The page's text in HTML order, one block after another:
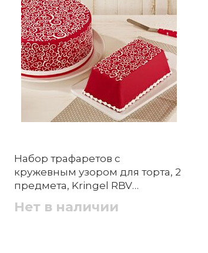
Набор трафаретов с
кружевным узором для торта, 2
предмета, Kringel RBV
Нет в наличии